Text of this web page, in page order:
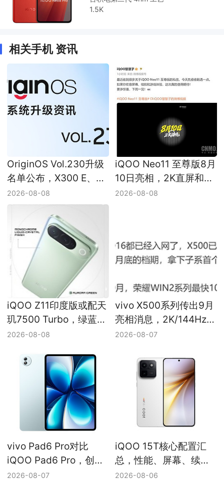
1.5K
相关手机 资讯
OriginOS Vol.230升级
名单公布，X300 E、
iQOO 12和Z11等机型迎
来新版本
2026-08-08
iQOO Neo11 至尊版8月
10日亮相，2K直屏和
9000mAh以上电池被提
2026-08-08
iQOO Z11印度版或配天
玑7500 Turbo，绿蓝配
色亮相
2026-08-08
vivo X500系列传出9月
亮相消息，2K/144Hz直
屏与2nm平台仍待确认
2026-08-07
vivo Pad6 Pro对比
iQOO Pad6 Pro，创作
办公与电竞大屏定位差
2026-08-07
iQOO 15T核心配置汇
总，性能、屏幕、续航
与游戏能力边界
2026-08-06